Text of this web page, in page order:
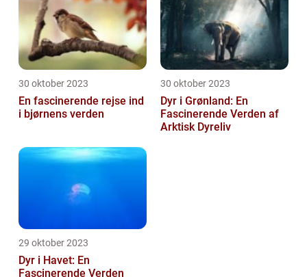
30 oktober 2023
En fascinerende rejse ind
i bjørnens verden
30 oktober 2023
Dyr i Grønland: En
Fascinerende Verden af
Arktisk Dyreliv
29 oktober 2023
Dyr i Havet: En
Fascinerende Verden